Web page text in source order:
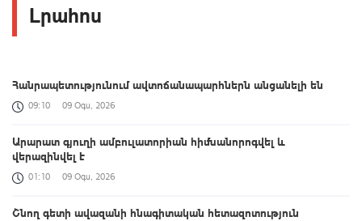
Լրահոս
Հանրապետությունում ավտոճանապարհներն անցանելի են
09:10 09 Օգս, 2026
Արարատ գյուղի ամբուլատորիան հիմնանորոգվել և
վերազինվել է
01:10 09 Օգս, 2026
Շնող գետի ավազանի հնագիտական հետազոտություն